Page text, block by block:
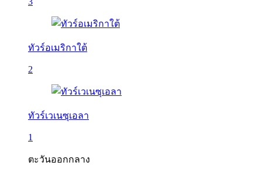
ทัวร์อเมริกาใต้
2
ทัวร์เวเนซุเอลา
1
ตะวันออกกลาง